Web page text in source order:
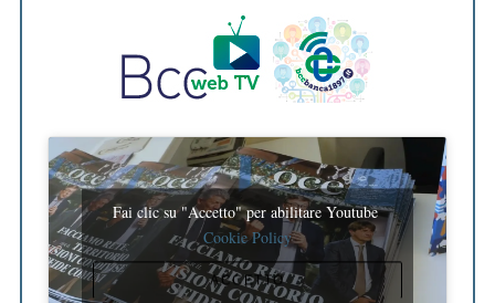
Fai clic su "Accetto" per abilitare Youtube
Cookie Policy
ACCETTO